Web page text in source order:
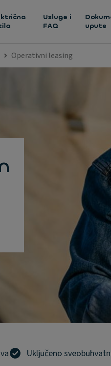
Usluge i
FAQ
upute
Operativni leasing
Uključeno